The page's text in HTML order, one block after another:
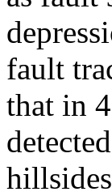
fault
that in